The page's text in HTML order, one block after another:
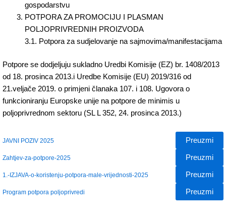
gospodarstvu
POTPORA ZA PROMOCIJU I PLASMAN
POLJOPRIVREDNIH PROIZVODA
3.1. Potpora za sudjelovanje na sajmovima/manifestacijama
Potpore se dodjeljuju sukladno Uredbi Komisije (EZ) br. 1408/2013
od 18. prosinca 2013.i Uredbe Komisije (EU) 2019/316 od
21.veljače 2019. o primjeni članaka 107. i 108. Ugovora o
funkcioniranju Europske unije na potpore de minimis u
poljoprivrednom sektoru (SL L 352, 24. prosinca 2013.)
JAVNI POZIV 2025 Preuzmi
Zahtjev-za-potpore-2025 Preuzmi
1.-IZJAVA-o-koristenju-potpora-male-vrijednosti-2025 Preuzmi
Program potpora poljoprivredi Preuzmi